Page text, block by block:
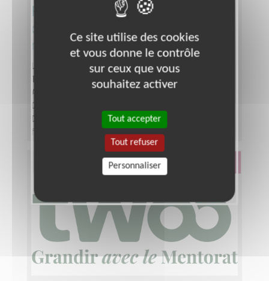
Participez au développement des
dons pour l'éducation dans le
monde !
Lieu :
GIRONDE (33)
Développement, Fonds, Partenariats
Association :
Date :
Disponibilité demandée :A définir ensemble
fonction de vos disponibilités
Ce site utilise des cookies
et vous donne le contrôle
sur ceux que vous
souhaitez activer
Tout accepter
Tout refuser
Personnaliser